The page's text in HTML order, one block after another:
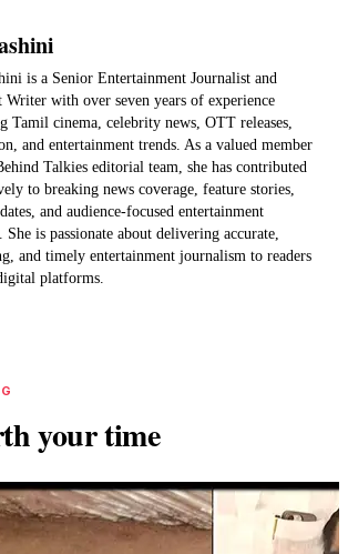
is a Senior Entertainment Journalist and
Writer with over seven years of experience
Tamil cinema, celebrity news, OTT releases,
and entertainment trends. As a valued member
Talkies editorial team, she has contributed
to breaking news coverage, feature stories,
and audience-focused entertainment
She is passionate about delivering accurate,
and timely entertainment journalism to readers
platforms.
your time